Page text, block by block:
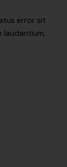
error sit